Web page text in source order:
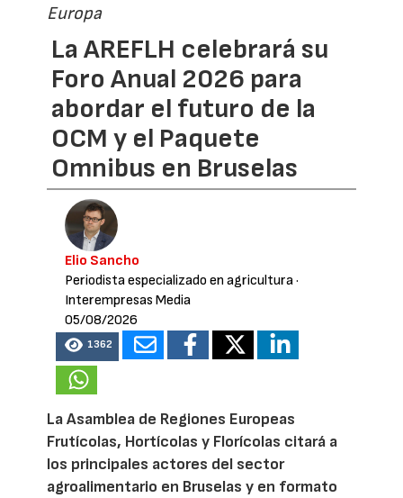
Europa
La AREFLH celebrará su
Foro Anual 2026 para
abordar el futuro de la
OCM y el Paquete
Omnibus en Bruselas
Elio Sancho
Periodista especializado en agricultura·
Interempresas Media
05/08/2026
1362
La Asamblea de Regiones Europeas
Frutícolas, Hortícolas y Florícolas citará a
los principales actores del sector
agroalimentario en Bruselas y en formato